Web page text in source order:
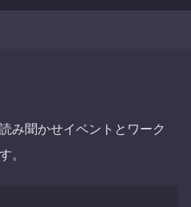
み聞かせイベントとワーク
。